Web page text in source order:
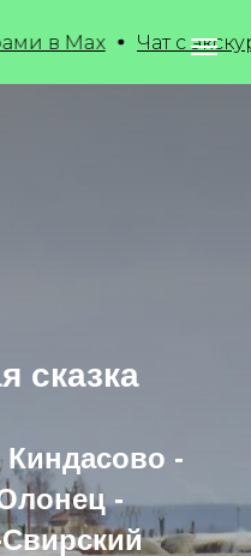
Чат с экскурсиями и
сказка
Киндасово -
-